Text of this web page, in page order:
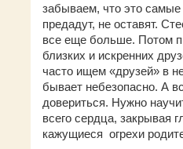
забываем, что это
предадут, не оставят.
все еще больше. Потом
близких и искренних
часто ищем «друзей» в
бывает небезопасно. А
довериться. Нужно
всего сердца, закрывая
кажущиеся огрехи